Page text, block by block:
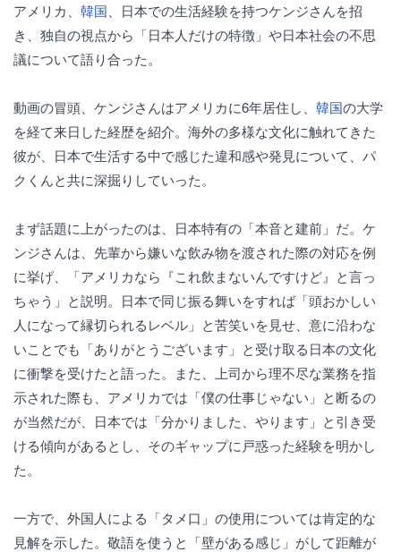
アメリカ、 韓国 、日本での生活経験を持つケンジさんを招
き、独自の視点から「日本人だけの特徴」や日本社会の不思
議について語り合った。
動画の冒頭、ケンジさんはアメリカに6年居住し、 韓国の大学
を経て来日した経歴を紹介。海外の多様な文化に触れてきた
彼が、日本で生活する中で感じた違和感や発見について、パ
クくんと共に深掘りしていった。
まず話題に上がったのは、日本特有の「本音と建前」だ。ケ
ンジさんは、先輩から嫌いな飲み物を渡された際の対応を例
に挙げ、「アメリカなら『これ飲まないんですけど』と言っ
ちゃう」と説明。日本で同じ振る舞いをすれば「頭おかしい
人になって縁切られるレベル」と苦笑いを見せ、意に沿わな
いことでも「ありがとうございます」と受け取る日本の文化
に衝撃を受けたと語った。また、上司から理不尽な業務を指
示された際も、アメリカでは「僕の仕事じゃない」と断るの
が当然だが、日本では「分かりました、やります」と引き受
ける傾向があるとし、そのギャップに戸惑った経験を明かし
た。
一方で、外国人による「タメ口」の使用については肯定的な
見解を示した。敬語を使うと「壁がある感じ」がして距離が